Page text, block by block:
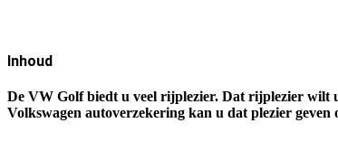
Inhoud
De VW Golf biedt u veel rijplezier. Dat rijplezier wilt
Volkswagen autoverzekering kan u dat plezier